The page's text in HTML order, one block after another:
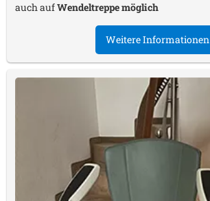
auch aufWendeltreppe möglich
Weitere Informationen